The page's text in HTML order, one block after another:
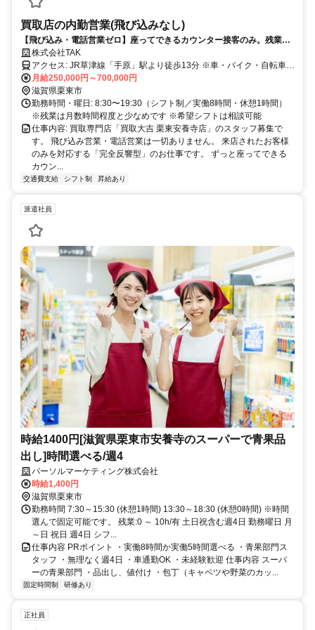
買取店の内勤営業(飛び込みなし)
【飛び込み・電話営業ゼロ】座ってできるカウンター接客のみ。残業ほ
ぼなし・未経験OK・月給25万〜
株式会社TAK
アクセス: JR草津線「手原」駅より徒歩13分 ※車・バイク・自転車通
勤OK（無料駐車場完備）
月給250,000円～700,000円
滋賀県栗東市
勤務時間・曜日: 8:30〜19:30（シフト制／実働8時間・休憩1時間）
※残業は月数時間程度と少なめです ※希望シフトは相談可能
仕事内容: 買取専門店「買取大吉 栗東安養寺店」のスタッフ募集で
す。 飛び込み営業・電話営業は一切ありません。 来店されたお客様
のみを対応する「完全反響型」のお仕事です。 ずっと座ってできる
カウン...
交通費支給 シフト制 昇給あり
派遣社員
時給1400円[滋賀県栗東市安養寺のスーパーで青果品
出し]時間選べる/週4
パーソルマーケティング株式会社
時給1,400円
滋賀県栗東市
勤務時間 7:30～15:30 (休憩1時間) 13:30～18:30 (休憩0時間) ※時間
選んで固定可能です。 残業:0 ～ 10h/有 土日祝含む週4日 勤務曜日 月
～日 祝日 週4日 シフ...
仕事内容 PRポイント ・実働8時間か実働5時間選べる ・青果部門ス
タッフ ・無理なく週4日 ・車通勤OK ・未経験歓迎 仕事内容 スーパ
ーの青果部門 ・品出し、値付け ・包丁（キャベツや野菜のカッ...
固定時間制 研修あり
正社員